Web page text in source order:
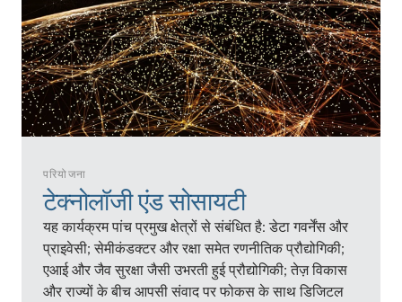
परियोजना
टेक्नोलॉजी एंड सोसायटी
यह कार्यक्रम पांच प्रमुख क्षेत्रों से संबंधित है: डेटा गवर्नेंस और
प्राइवेसी; सेमीकंडक्टर और रक्षा समेत रणनीतिक प्रौद्योगिकी;
एआई और जैव सुरक्षा जैसी उभरती हुई प्रौद्योगिकी; तेज़ विकास
और राज्यों के बीच आपसी संवाद पर फोकस के साथ डिजिटल